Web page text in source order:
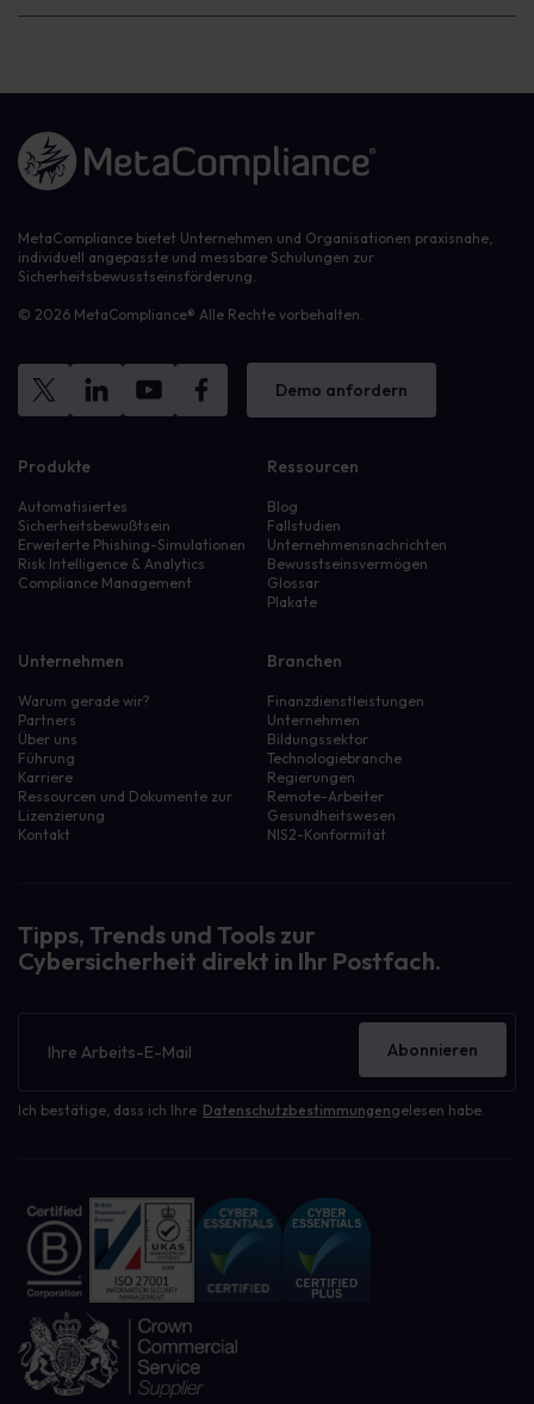
Link zur Homepage
MetaCompliance bietet Unternehmen und Organisationen praxisnahe,
individuell angepasste und messbare Schulungen zur
Sicherheitsbewusstseinsförderung.
© 2026 MetaCompliance® Alle Rechte vorbehalten.
Demo anfordern
Produkte
Automatisiertes
Sicherheitsbewußtsein
Erweiterte Phishing-Simulationen
Risk Intelligence & Analytics
Compliance Management
Ressourcen
Blog
Fallstudien
Unternehmensnachrichten
Bewusstseinsvermögen
Glossar
Plakate
Unternehmen
Warum gerade wir?
Partners
Über uns
Führung
Karriere
Ressourcen und Dokumente zur
Lizenzierung
Kontakt
Branchen
Finanzdienstleistungen
Unternehmen
Bildungssektor
Technologiebranche
Regierungen
Remote-Arbeiter
Gesundheitswesen
NIS2-Konformität
Tipps, Trends und Tools zur
Cybersicherheit direkt in Ihr Postfach.
Ich bestätige, dass ich Ihre Datenschutzbestimmungengelesen habe.
Abonnieren